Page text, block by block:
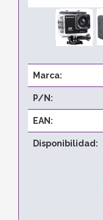
Marca:
P/N:
EAN:
Disponibilidad: